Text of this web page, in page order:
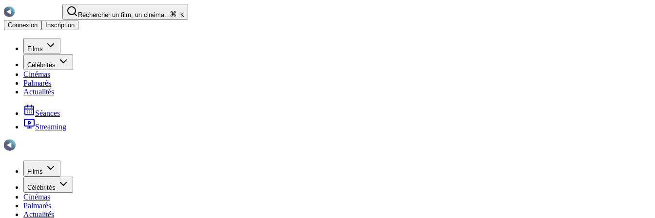
Rechercher un film, un cinéma...
K
Connexion
Inscription
Films
Célébrités
Cinémas
Palmarès
Actualités
Séances
Streaming
Films
Célébrités
Cinémas
Palmarès
Actualités